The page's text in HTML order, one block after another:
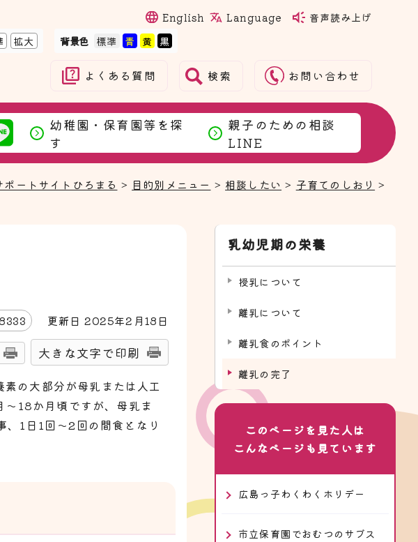
English Language
音声読み上げ
拡大 背景色
よくある質問 検索 お問い合わせ
幼稚園・保育園等を探
す
親子のための相談
LINE
ートサイトひろまる > 目的別メニュー > 相談したい > 子育てのしおり >
更新日2025年2月18 日
大きな文字で印刷
の大部分が母乳または人工
18か月頃ですが、母乳ま
1日1回～2回の間食となり
乳幼児期の栄養
授乳について
離乳について
離乳食のポイント
離乳の完了
このページを見た人は
こんなページも見ています
広島っ子わくわくホリデー
市立保育園でおむつのサブス